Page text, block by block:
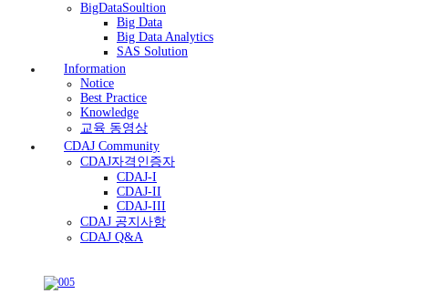
BigDataSoultion
Big Data
Big Data Analytics
SAS Solution
Information
Notice
Best Practice
Knowledge
교육 동영상
CDAJ Community
CDAJ자격인증자
CDAJ-I
CDAJ-II
CDAJ-III
CDAJ 공지사항
CDAJ Q&A